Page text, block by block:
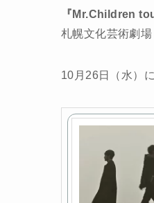
『Mr.Children
札幌文化芸術劇
10月26日（水）